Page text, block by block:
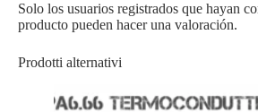
Solo los usuarios registrados que hayan
producto pueden hacer una valoración.
Prodotti alternativi